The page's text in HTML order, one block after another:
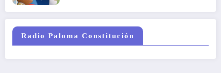
Radio Paloma Constitución